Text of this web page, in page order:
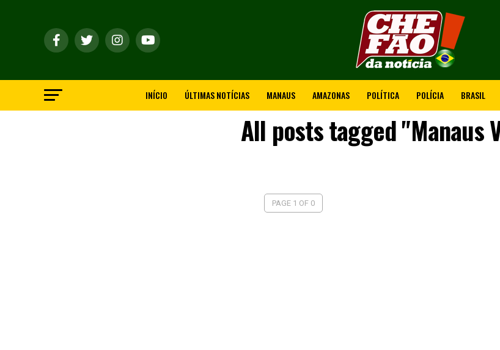
INÍCIO ÚLTIMAS NOTÍCIAS MANAUS AMAZONAS POLÍTICA POLÍCIA BRASIL
All posts tagged "Manaus
PAGE 1 OF 0